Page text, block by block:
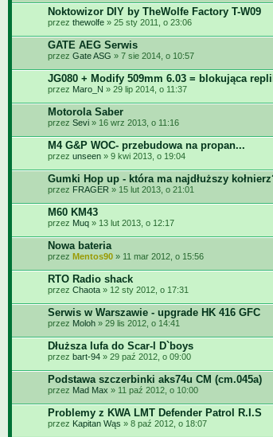
Noktowizor DIY by TheWolfe Factory T-W09
przez thewolfe » 25 sty 2011, o 23:06
GATE AEG Serwis
przez Gate ASG » 7 sie 2014, o 10:57
JG080 + Modify 509mm 6.03 = blokująca
przez Maro_N » 29 lip 2014, o 11:37
Motorola Saber
przez Sevi » 16 wrz 2013, o 11:16
M4 G&P WOC- przebudowa na propan...
przez unseen » 9 kwi 2013, o 19:04
Gumki Hop up - która ma najdłuższy
przez FRAGER » 15 lut 2013, o 21:01
M60 KM43
przez Muq » 13 lut 2013, o 12:17
Nowa bateria
przez Mentos90 » 11 mar 2012, o 15:56
RTO Radio shack
przez Chaota » 12 sty 2012, o 17:31
Serwis w Warszawie - upgrade HK 416 GFC
przez Moloh » 29 lis 2012, o 14:41
Dłuższa lufa do Scar-l D`boys
przez bart-94 » 29 paź 2012, o 09:00
Podstawa szczerbinki aks74u CM (cm.045a)
przez Mad Max » 11 paź 2012, o 10:00
Problemy z KWA LMT Defender Patrol R.I.S
przez Kapitan Wąs » 8 paź 2012, o 18:07